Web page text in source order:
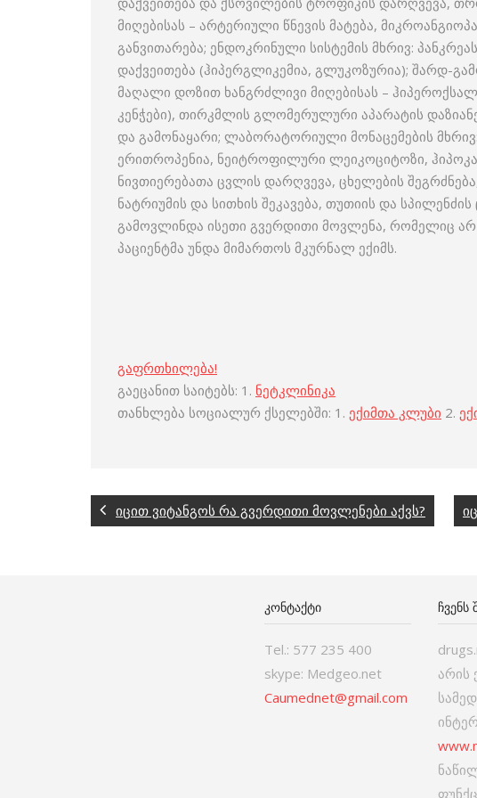
მიღებისას – არტერიული წნევის მატება,
განვითარება; ენდოკრინული სისტემის მხრივ:
დაქვეითება (ჰიპერგლიკემია, გლუკოზურია); შარდ-
მაღალი დოზით ხანგრძლივი მიღებისას –
კენჭები), თირკმლის გლომერულური აპარატის
და გამონაყარი; ლაბორატორიული მონაცემების
ერითროპენია, ნეიტროფილური ლეიკოციტოზი,
ნივთიერებათა ცვლის დარღვევა, ცხელების
ნატრიუმის და სითხის შეკავება, თუთიის და
გამოვლინდა ისეთი გვერდითი მოვლენა, რომელიც არ
პაციენტმა უნდა მიმართოს მკურნალ ექიმს.
გაფრთხილება!
გაეცანით საიტებს: 1. ნეტკლინიკა
თანხლება სოციალურ ქსელებში: 1. ექიმთა კლუბი 2.
იცით ვიტანგოს რა გვერდითი მოვლენები აქვს?
ᲙᲝᲜᲢᲐᲥᲢᲘ
Tel.: 577 235 400
skype: Medgeo.net
Caumednet@gmail.com
ᲩᲕᲔᲜᲡ
არის